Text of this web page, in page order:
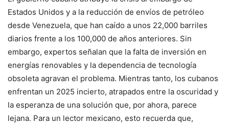
Estados Unidos y a la reducción de envíos de petróleo
desde Venezuela, que han caído a unos 22,000 barriles
diarios frente a los 100,000 de años anteriores. Sin
embargo, expertos señalan que la falta de inversión en
energías renovables y la dependencia de tecnología
obsoleta agravan el problema. Mientras tanto, los cubanos
enfrentan un 2025 incierto, atrapados entre la oscuridad y
la esperanza de una solución que, por ahora, parece
lejana. Para un lector mexicano, esto recuerda que,